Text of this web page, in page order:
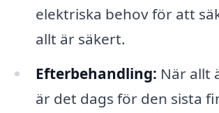
elektriska behov för att
allt är säkert.
Efterbehandling: När allt
är det dags för den sista